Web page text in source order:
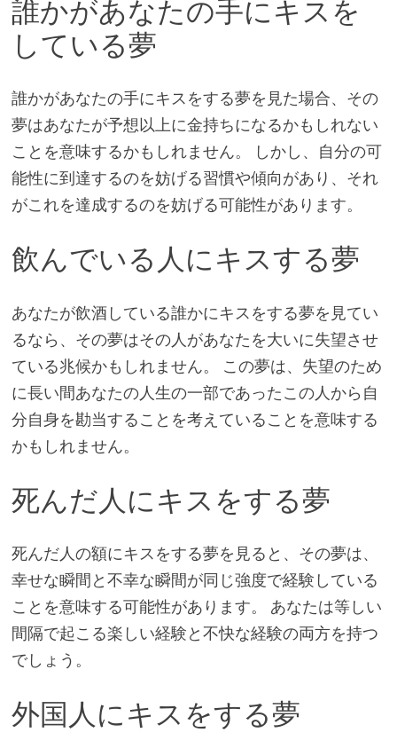
誰かがあなたの手にキスを
している夢
誰かがあなたの手にキスをする夢を見た場合、その
夢はあなたが予想以上に金持ちになるかもしれない
ことを意味するかもしれません。 しかし、自分の可
能性に到達するのを妨げる習慣や傾向があり、それ
がこれを達成するのを妨げる可能性があります。
飲んでいる人にキスする夢
あなたが飲酒している誰かにキスをする夢を見てい
るなら、その夢はその人があなたを大いに失望させ
ている兆候かもしれません。 この夢は、失望のため
に長い間あなたの人生の一部であったこの人から自
分自身を勘当することを考えていることを意味する
かもしれません。
死んだ人にキスをする夢
死んだ人の額にキスをする夢を見ると、その夢は、
幸せな瞬間と不幸な瞬間が同じ強度で経験している
ことを意味する可能性があります。 あなたは等しい
間隔で起こる楽しい経験と不快な経験の両方を持つ
でしょう。
外国人にキスをする夢